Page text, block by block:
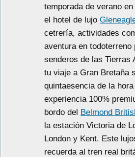
temporada de verano
el hotel de lujo
cetrería, actividades
aventura en
senderos de las Tierras
tu viaje a Gran Bretaña
quintaesencia de la
experiencia 100%
bordo del Belmond
la estación Victoria de
London y Kent. Este
recuerda al tren real